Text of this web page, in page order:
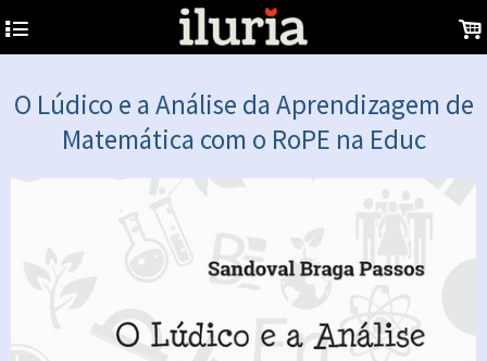
4 .
O Lúdico e a Análise da Aprendizagem de
Matemática com o RoPE na Educ